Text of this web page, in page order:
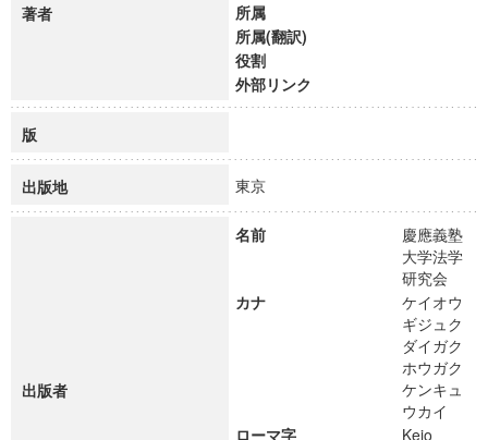
著者
所属
所属(翻訳)
役割
外部リンク
版
出版地 東京
出版者
名前
慶應義塾
大学法学
研究会
カナ
ケイオウ
ギジュク
ダイガク
ホウガク
ケンキュ
ウカイ
ローマ字
Keio